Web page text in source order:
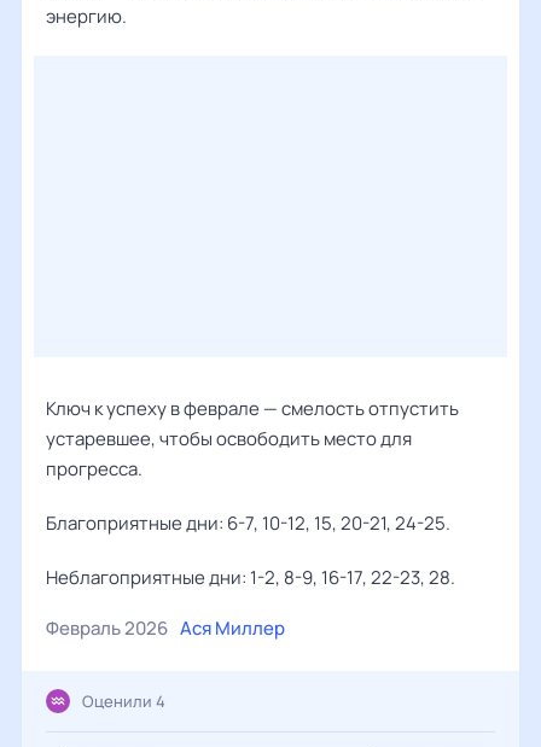
энергию.
Ключ к успеху в феврале — смелость отпустить
устаревшее, чтобы освободить место для
прогресса.
Благоприятные дни: 6-7, 10-12, 15, 20-21, 24-25.
Неблагоприятные дни: 1-2, 8-9, 16-17, 22-23, 28.
Февраль 2026 Ася Миллер
Оценили 4